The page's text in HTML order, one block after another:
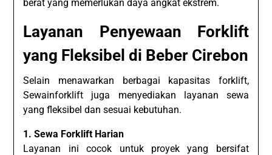
berat yang memerlukan daya angkat ekstrem.
Layanan Penyewaan Forklift
yang Fleksibel di Beber Cirebon
Selain menawarkan berbagai kapasitas forklift,
Sewainforklift juga menyediakan layanan sewa
yang fleksibel dan sesuai kebutuhan.
1. Sewa Forklift Harian
Layanan ini cocok untuk proyek yang bersifat